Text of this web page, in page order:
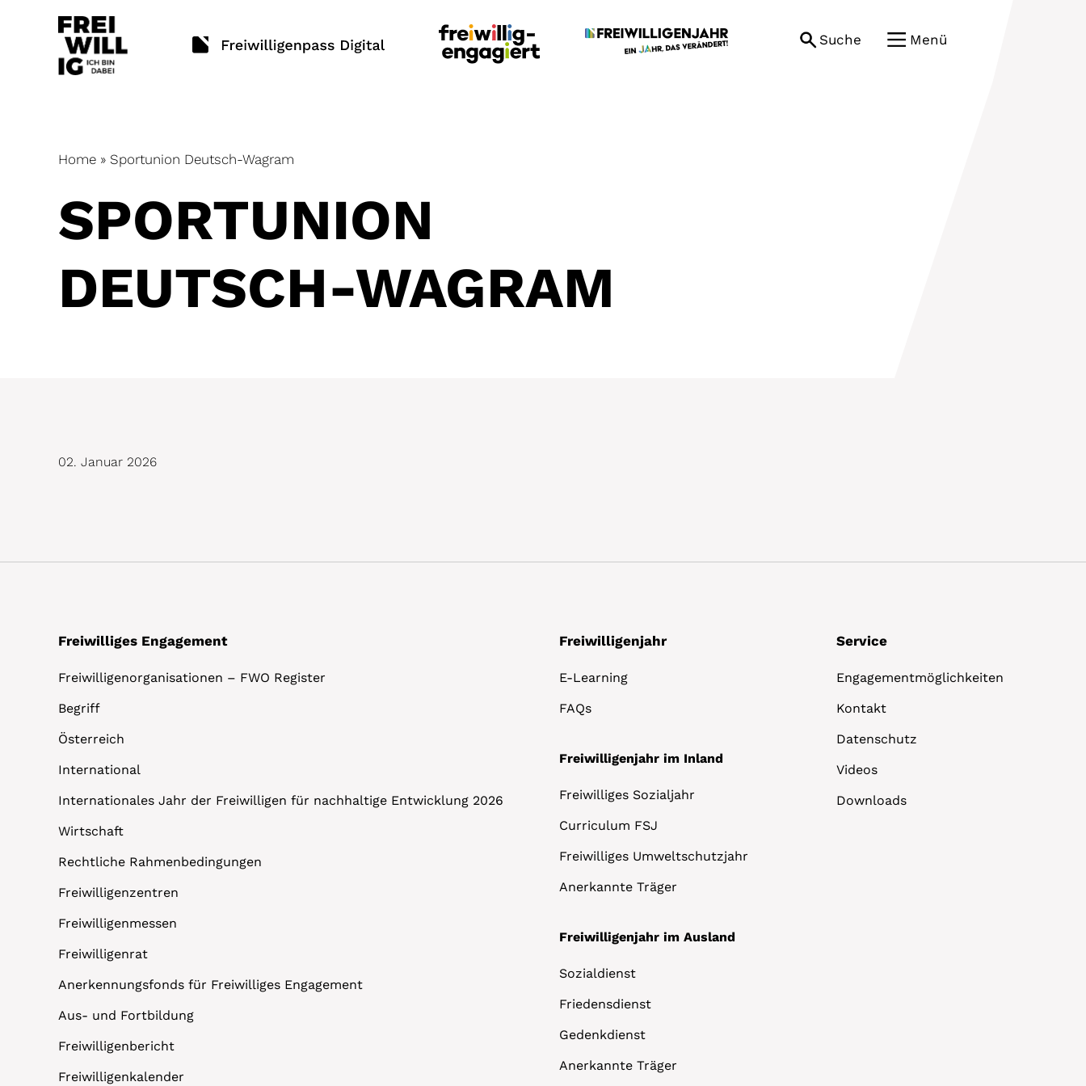
Suche Menü
Home » Sportunion Deutsch-Wagram
SPORTUNION
DEUTSCH-WAGRAM
02. Januar 2026
Freiwilliges Engagement
Freiwilligenorganisationen – FWO Register
Begriff
Österreich
International
Internationales Jahr der Freiwilligen für nachhaltige Entwicklung 2026
Wirtschaft
Rechtliche Rahmenbedingungen
Freiwilligenzentren
Freiwilligenmessen
Freiwilligenrat
Anerkennungsfonds für Freiwilliges Engagement
Aus- und Fortbildung
Freiwilligenbericht
Freiwilligenkalender
Freiwilligenjahr
E-Learning
FAQs
Freiwilligenjahr im Inland
Freiwilliges Sozialjahr
Curriculum FSJ
Freiwilliges Umweltschutzjahr
Anerkannte Träger
Freiwilligenjahr im Ausland
Sozialdienst
Friedensdienst
Gedenkdienst
Anerkannte Träger
Service
Engagementmöglichkeiten
Kontakt
Datenschutz
Videos
Downloads